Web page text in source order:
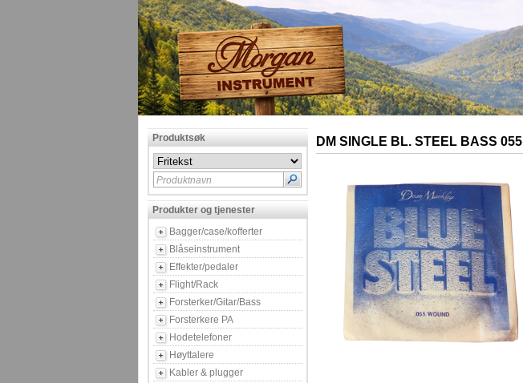
Produktsøk
Produktnavn
Produkter og tjenester
Bagger/case/kofferter
Blåseinstrument
Effekter/pedaler
Flight/Rack
Forsterker/Gitar/Bass
Forsterkere PA
Hodetelefoner
Høyttalere
Kabler & plugger
DM SINGLE BL. STEEL BASS 055